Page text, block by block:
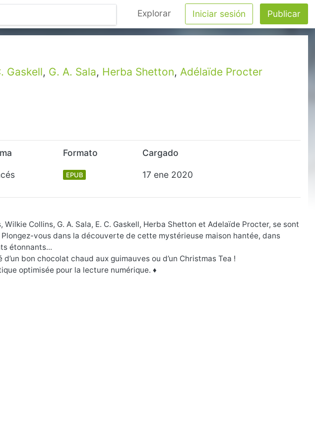
Explorar Iniciar sesión Publicar
Gaskell, G. A. Sala, Herba Shetton, Adélaïde Procter
Formato
EPUB
Cargado
17 ene 2020
Collins, G. A. Sala, E. C. Gaskell, Herba Shetton et Adelaïde Procter, se sont
vous dans la découverte de cette mystérieuse maison hantée, dans
étonnants...
bon chocolat chaud aux guimauves ou d’un Christmas Tea !
optimisée pour la lecture numérique. ♦